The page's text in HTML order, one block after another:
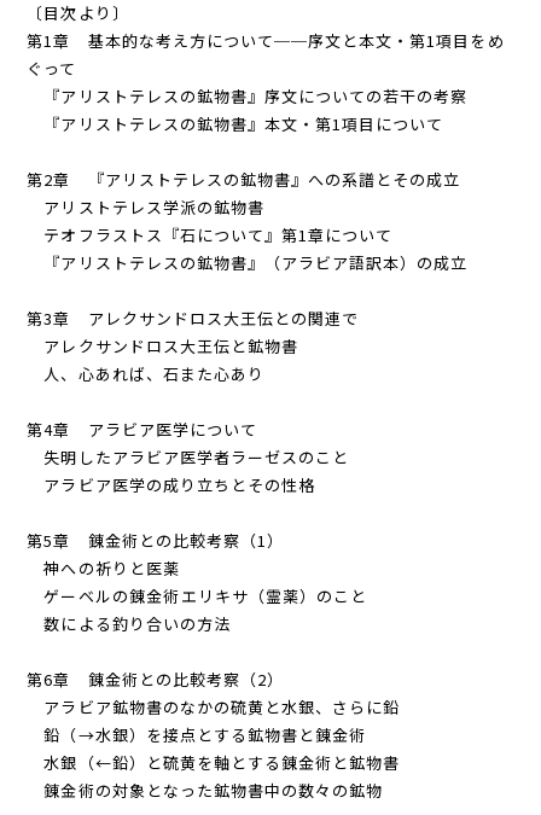
〔目次より〕
第1章 基本的な考え方について──序文と本文・第1項目をめ
ぐって
『アリストテレスの鉱物書』序文についての若干の考察
『アリストテレスの鉱物書』本文・第1項目について
第2章 『アリストテレスの鉱物書』への系譜とその成立
アリストテレス学派の鉱物書
テオフラストス『石について』第1章について
『アリストテレスの鉱物書』（アラビア語訳本）の成立
第3章 アレクサンドロス大王伝との関連で
アレクサンドロス大王伝と鉱物書
人、心あれば、石また心あり
第4章 アラビア医学について
失明したアラビア医学者ラーゼスのこと
アラビア医学の成り立ちとその性格
第5章 錬金術との比較考察（1）
神への祈りと医薬
ゲーベルの錬金術――エリキサ（霊薬）のこと
数による釣り合いの方法
第6章 錬金術との比較考察（2）
アラビア鉱物書のなかの硫黄と水銀、さらに鉛
鉛（→水銀）を接点とする鉱物書と錬金術
水銀（←鉛）と硫黄を軸とする錬金術と鉱物書
錬金術の対象となった鉱物書中の数々の鉱物